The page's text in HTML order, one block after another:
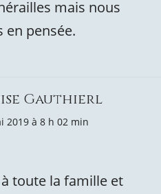
mais nous
en pensée.
Gauthierl
2019 à 8 h 02 min
toute la famille et